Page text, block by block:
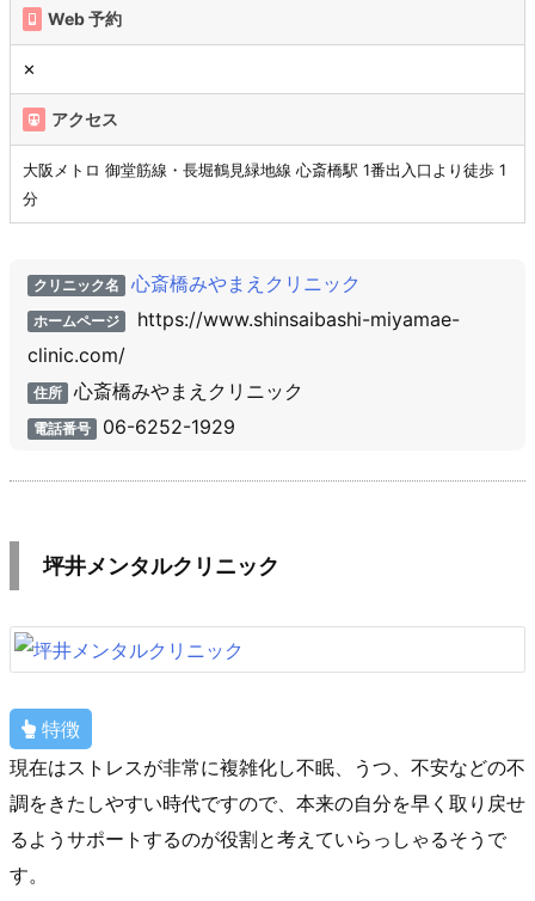
Web 予約
✕
アクセス
大阪メトロ 御堂筋線・長堀鶴見緑地線 心斎橋駅 1番出入口より徒歩 1
分
クリニック名 心斎橋みやまえクリニック
ホームページ
https://www.shinsaibashi-miyamae-
clinic.com/
住所 心斎橋みやまえクリニック
電話番号 06-6252-1929
坪井メンタルクリニック
特徴
現在はストレスが非常に複雑化し不眠、うつ、不安などの不
調をきたしやすい時代ですので、本来の自分を早く取り戻せ
るようサポートするのが役割と考えていらっしゃるそうで
す。